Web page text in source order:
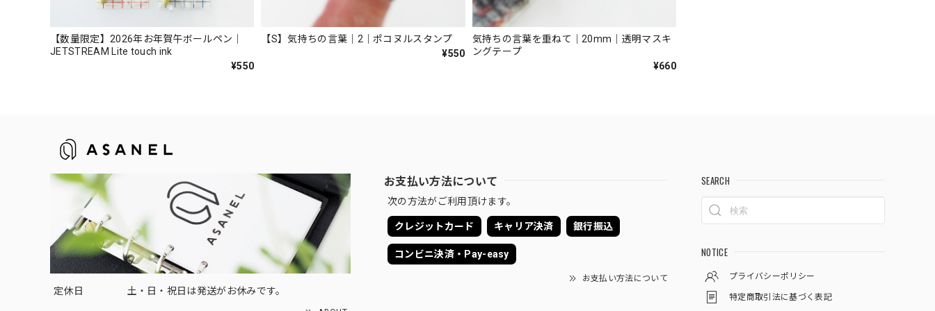
【数量限定】2026年お年賀午ボールペン｜
JETSTREAM Lite touch ink
¥550
【S】気持ちの言葉｜2｜ポコヌルスタンプ
¥550
気持ちの言葉を重ねて｜20mm｜透明マスキ
ングテープ
¥660
定休日 土・日・祝日は発送がお休みです。
お支払い方法について
次の方法がご利用頂けます。
クレジットカード キャリア決済 銀行振込
コンビニ決済・Pay-easy
お支払い方法について
SEARCH
NOTICE
プライバシーポリシー
特定商取引法に基づく表記